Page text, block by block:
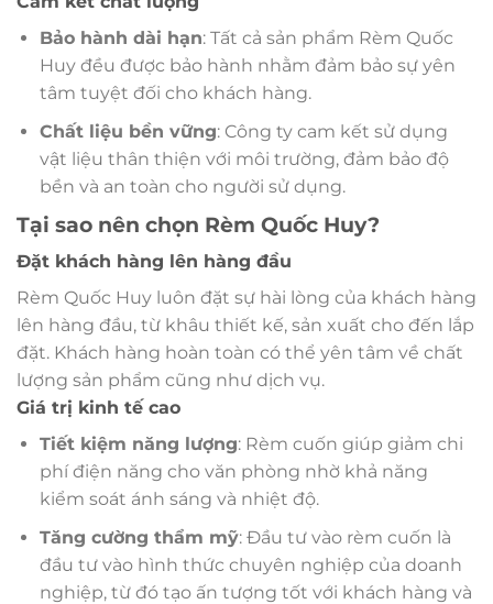
Bảo hành dài hạn: Tất cả sản phẩm Rèm Quốc
Huy đều được bảo hành nhằm đảm bảo sự yên
tâm tuyệt đối cho khách hàng.
Chất liệu bền vững: Công ty cam kết sử dụng
vật liệu thân thiện với môi trường, đảm bảo độ
bền và an toàn cho người sử dụng.
Tại sao nên chọn Rèm Quốc Huy?
Đặt khách hàng lên hàng đầu
Rèm Quốc Huy luôn đặt sự hài lòng của khách hàng
lên hàng đầu, từ khâu thiết kế, sản xuất cho đến lắp
đặt. Khách hàng hoàn toàn có thể yên tâm về chất
lượng sản phẩm cũng như dịch vụ.
Giá trị kinh tế cao
Tiết kiệm năng lượng: Rèm cuốn giúp giảm chi
phí điện năng cho văn phòng nhờ khả năng
kiểm soát ánh sáng và nhiệt độ.
Tăng cường thẩm mỹ: Đầu tư vào rèm cuốn là
đầu tư vào hình thức chuyên nghiệp của doanh
nghiệp, từ đó tạo ấn tượng tốt với khách hàng và